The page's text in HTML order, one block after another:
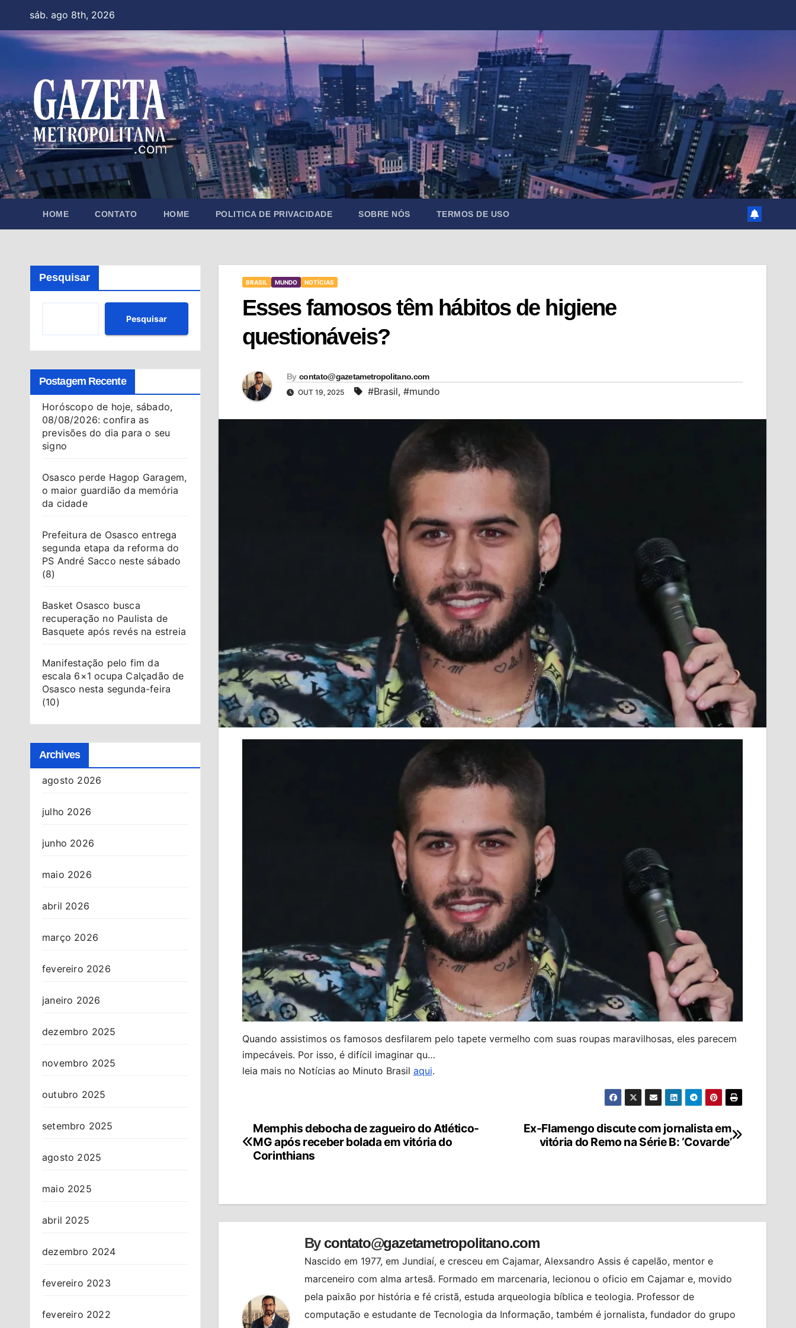
content
sáb. ago 8th, 2026
HOME CONTATO HOME POLITICA DE PRIVACIDADE SOBRE NÓS TERMOS DE USO
Pesquisar
Pesquisar
Postagem Recente
Horóscopo de hoje, sábado,
08/08/2026: confira as
previsões do dia para o seu
signo
Osasco perde Hagop Garagem,
o maior guardião da memória
da cidade
Prefeitura de Osasco entrega
segunda etapa da reforma do
PS André Sacco neste sábado
(8)
Basket Osasco busca
recuperação no Paulista de
Basquete após revés na estreia
Manifestação pelo fim da
escala 6×1 ocupa Calçadão de
Osasco nesta segunda-feira
(10)
Archives
agosto 2026
julho 2026
junho 2026
maio 2026
abril 2026
março 2026
fevereiro 2026
janeiro 2026
dezembro 2025
novembro 2025
outubro 2025
setembro 2025
agosto 2025
maio 2025
abril 2025
dezembro 2024
fevereiro 2023
fevereiro 2022
BRASIL MUNDO NOTÍCIAS
Esses famosos têm hábitos de higiene
questionáveis?
By contato@gazetametropolitano.com
OUT 19, 2025 #Brasil, #mundo
Quando assistimos os famosos desfilarem pelo tapete vermelho com suas roupas maravilhosas, eles parecem
impecáveis. Por isso, é difícil imaginar qu…
leia mais no Notícias ao Minuto Brasil aqui.
Navegação
de
Ex-Flamengo discute com jornalista em
vitória do Remo na Série B: ‘Covarde’
Memphis debocha de zagueiro do Atlético-
MG após receber bolada em vitória do
Corinthians
By contato@gazetametropolitano.com
Nascido em 1977, em Jundiaí, e cresceu em Cajamar, Alexsandro Assis é capelão, mentor e
marceneiro com alma artesã. Formado em marcenaria, lecionou o oficio em Cajamar e, movido
pela paixão por história e fé cristã, estuda arqueologia bíblica e teologia. Professor de
computação e estudante de Tecnologia da Informação, também é jornalista, fundador do grupo